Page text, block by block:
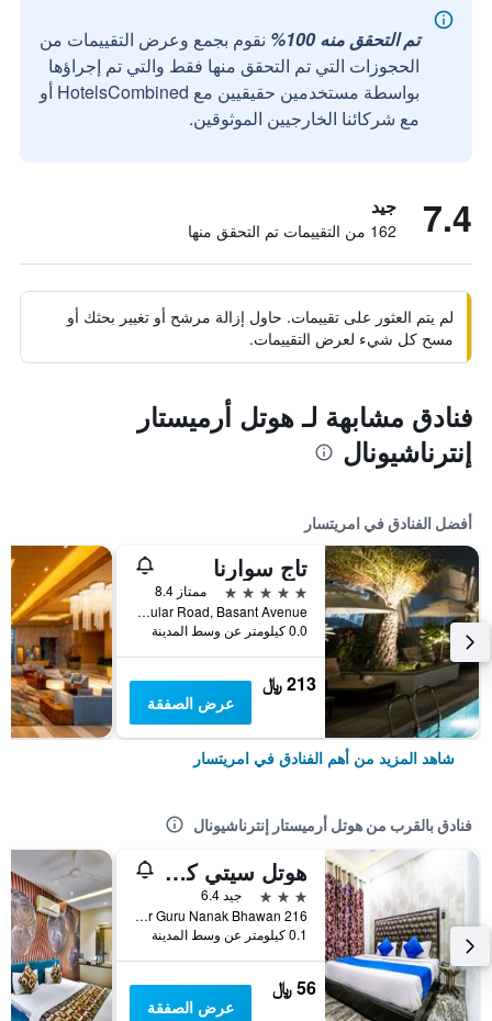
تم التحقق منه 100%
نقوم بجمع وعرض التقييمات من
الحجوزات التي تم التحقق منها فقط والتي تم إجراؤها
بواسطة مستخدمين حقيقيين مع HotelsCombined أو
مع شركائنا الخارجيين الموثوقين.
7.4 جيد
162 من التقييمات تم التحقق منها
لم يتم العثور على تقييمات. حاول إزالة مرشح أو تغيير بحثك أو
مسح كل شيء لعرض التقييمات.
فنادق مشابهة لـ هوتل أرميستار
إنترناشيونال
أفضل الفنادق في امريتسار
تاج سوارنا
5 نجوم
ممتاز 8.4
Plot No. C-3, Opp. Outer Circular Road, Basant Avenue, امريتسار, الهند
0.0 كيلومتر عن وسط المدينة
213 ﷼
عرض الصفقة
شاهد المزيد من أهم الفنادق في امريتسار
فنادق بالقرب من هوتل أرميستار إنترناشيونال
هوتل سيتي كاسل
3 نجوم
جيد 6.4
216 City Center, near Guru Nanak Bhawan, امريتسار, الهند
0.1 كيلومتر عن وسط المدينة
56 ﷼
عرض الصفقة